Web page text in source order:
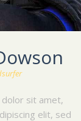
sit amet,
elit, sed